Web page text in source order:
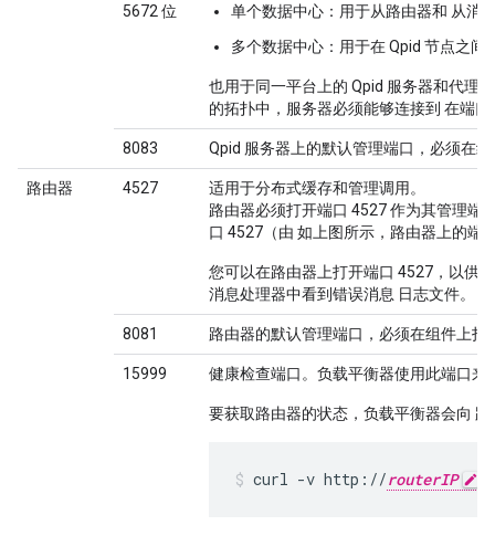
5672 位 单个数据中心 ：用于从路由器和 从消
多个数据中心 ：用于在 Qpid 节点之
也用于同一平台上的 Qpid 服务器和代理
的拓扑中，服务器必须能够连接到 在端
8083 Qpid 服务器上的默认管理端口，必须在
路由器 4527
适用于分布式缓存和管理调用。
路由器必须打开端口 4527 作为其管理端
口 4527（由 如上图所示，路由器上的端
您可以在路由器上打开端口 4527，以供
消息处理器中看到错误消息 日志文件。
8081 路由器的默认管理端口，必须在组件上打
15999 健康检查端口。负载平衡器使用此端口来
要获取路由器的状态，负载平衡器会向 路
curl -v http://routerIP